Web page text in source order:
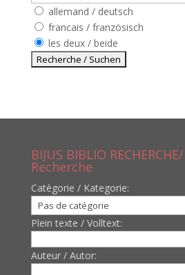
allemand / deutsch
francais / französisch
les deux / beide
BIJUS BIBLIO
Recherche
Catègorie / Kategorie:
Plein texte / Volltext:
Auteur / Autor: